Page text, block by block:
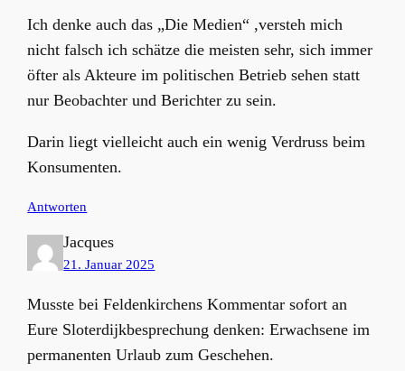
Ich denke auch das „Die Medien“ ,versteh mich
nicht falsch ich schätze die meisten sehr, sich immer
öfter als Akteure im politischen Betrieb sehen statt
nur Beobachter und Berichter zu sein.
Darin liegt vielleicht auch ein wenig Verdruss beim
Konsumenten.
Antworten
Jacques
21. Januar 2025
Musste bei Feldenkirchens Kommentar sofort an
Eure Sloterdijkbesprechung denken: Erwachsene im
permanenten Urlaub zum Geschehen.